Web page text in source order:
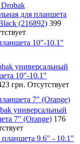
для планшета
(216892) 399
10"-10.1"
универсальный
10"-10.1"
грн. Отсутствует
7" (Orange)
универсальный
7" (Orange) 176
9.6" - 10.1"